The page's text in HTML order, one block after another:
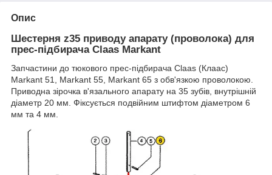
Опис
Шестерня z35 приводу апарату (проволока) для
прес-підбирача Claas Markant
Запчастини до тюкового прес-підбирача Claas (Клаас)
Markant 51, Markant 55, Markant 65 з обв'язкою проволокою.
Приводна зірочка в'язального апарату на 35 зубів, внутрішній
діаметр 20 мм. Фіксується подвійним штифтом діаметром 6
мм та 4 мм.